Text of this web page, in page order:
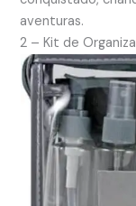
aventuras.
2 – Kit de